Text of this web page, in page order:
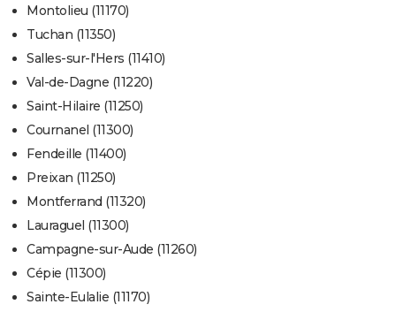
Montolieu (11170)
Tuchan (11350)
Salles-sur-l'Hers (11410)
Val-de-Dagne (11220)
Saint-Hilaire (11250)
Cournanel (11300)
Fendeille (11400)
Preixan (11250)
Montferrand (11320)
Lauraguel (11300)
Campagne-sur-Aude (11260)
Cépie (11300)
Sainte-Eulalie (11170)